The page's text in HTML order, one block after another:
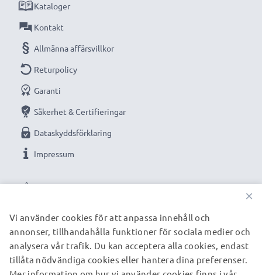
VÅRA BETALNINGSALTERNATIV
Kataloger
Kontakt
Allmänna affärsvillkor
Returpolicy
Garanti
Säkerhet & Certifieringar
Dataskyddsförklaring
Impressum
VÅRA FRAKTPARTNERS
×
Vi använder cookies för att anpassa innehåll och
annonser, tillhandahålla funktioner för sociala medier och
analysera vår trafik. Du kan acceptera alla cookies, endast
tillåta nödvändiga cookies eller hantera dina preferenser.